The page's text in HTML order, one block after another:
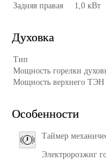
Задняя правая
1,0 кВт
Духовка
Тип
Мощность горелки
Мощность верхнего ТЭН
Особенности
Таймер
Электророзжиг